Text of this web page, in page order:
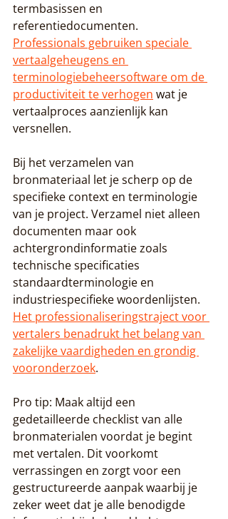
termbasissen en
referentiedocumenten.
Professionals gebruiken speciale
vertaalgeheugens en
terminologiebeheersoftware om de
productiviteit te verhogen wat je
vertaalproces aanzienlijk kan
versnellen.
Bij het verzamelen van
bronmateriaal let je scherp op de
specifieke context en terminologie
van je project. Verzamel niet alleen
documenten maar ook
achtergrondinformatie zoals
technische specificaties
standaardterminologie en
industriespecifieke woordenlijsten.
Het professionaliseringstraject voor
vertalers benadrukt het belang van
zakelijke vaardigheden en grondig
vooronderzoek.
Pro tip: Maak altijd een
gedetailleerde checklist van alle
bronmaterialen voordat je begint
met vertalen. Dit voorkomt
verrassingen en zorgt voor een
gestructureerde aanpak waarbij je
zeker weet dat je alle benodigde